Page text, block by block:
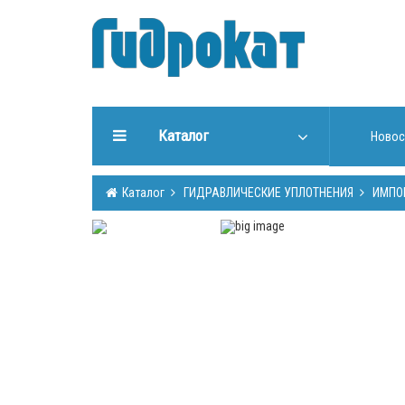
Каталог
ГИДРАВЛИЧЕСКИЕ
УПЛОТНЕНИЯ
Каталог ГИДРАВЛИЧЕСКИЕ УПЛОТНЕНИЯ